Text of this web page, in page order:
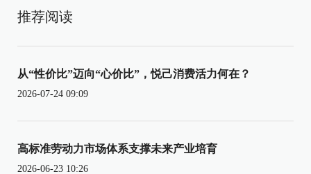
推荐阅读
从“性价比”迈向“心价比”，悦己消费活力何在？
2026-07-24 09:09
高标准劳动力市场体系支撑未来产业培育
2026-06-23 10:26